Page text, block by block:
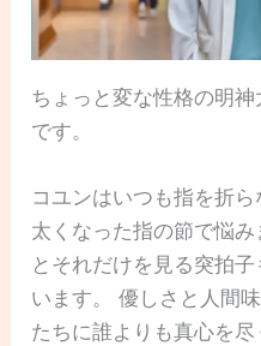
ちょっと変な性格の明
です。
コユンはいつも指を折
太くなった指の節で悩
とそれだけを見る突拍
います。 優しさと人間
たちに誰よりも真心を